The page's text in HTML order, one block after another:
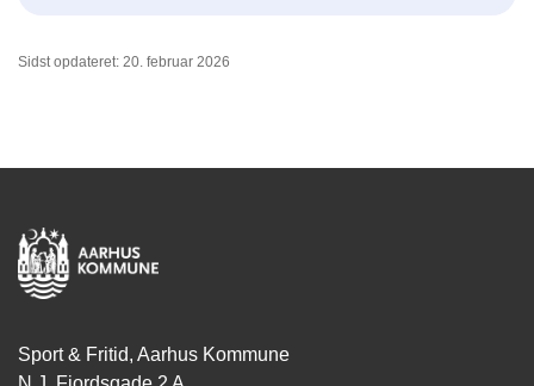
Sidst opdateret: 20. februar 2026
Sport & Fritid, Aarhus Kommune